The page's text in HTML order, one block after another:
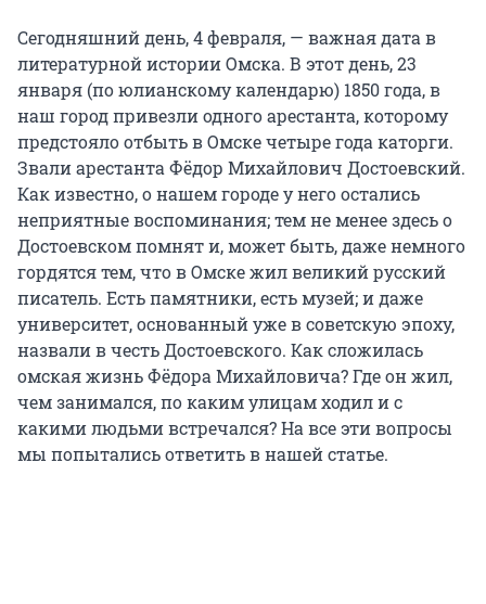
Сегодняшний день, 4 февраля, — важная дата в
литературной истории Омска. В этот день, 23
января (по юлианскому календарю) 1850 года, в
наш город привезли одного арестанта, которому
предстояло отбыть в Омске четыре года каторги.
Звали арестанта Фёдор Михайлович Достоевский.
Как известно, о нашем городе у него остались
неприятные воспоминания; тем не менее здесь о
Достоевском помнят и, может быть, даже немного
гордятся тем, что в Омске жил великий русский
писатель. Есть памятники, есть музей; и даже
университет, основанный уже в советскую эпоху,
назвали в честь Достоевского. Как сложилась
омская жизнь Фёдора Михайловича? Где он жил,
чем занимался, по каким улицам ходил и с
какими людьми встречался? На все эти вопросы
мы попытались ответить в нашей статье.